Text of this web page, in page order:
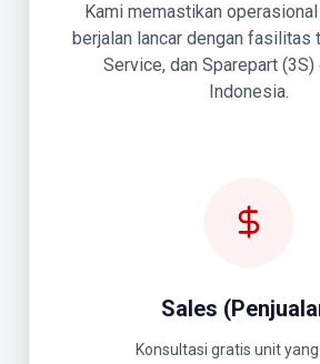
Kami memastikan
berjalan lancar dengan fasilitas
Service, dan Sparepart
Indonesia.
Sales
Konsultasi gratis unit